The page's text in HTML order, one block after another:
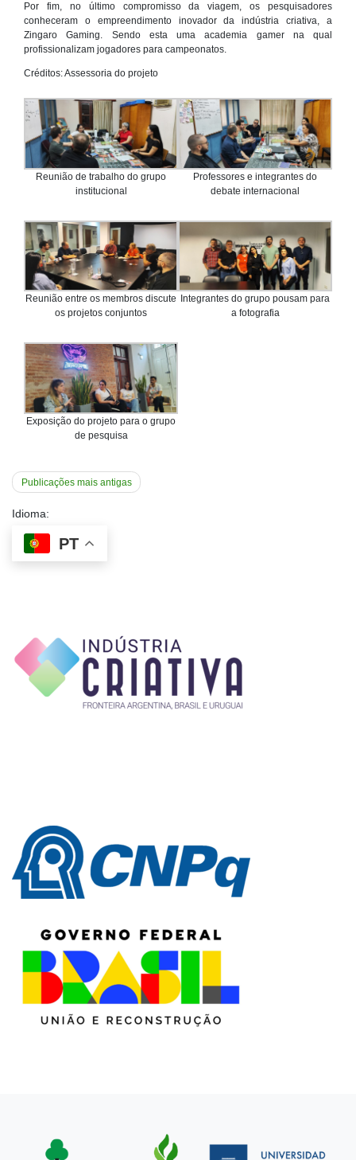
Por fim, no último compromisso da viagem, os pesquisadores
conheceram o empreendimento inovador da indústria criativa, a
Zingaro Gaming. Sendo esta uma academia gamer na qual
profissionalizam jogadores para campeonatos.
Créditos: Assessoria do projeto
Reunião de trabalho do grupo
institucional
Professores e integrantes do
debate internacional
Reunião entre os membros discute
os projetos conjuntos
Integrantes do grupo pousam para
a fotografia
Exposição do projeto para o grupo
de pesquisa
Navegação
Publicações mais antigas
Idioma:
PT